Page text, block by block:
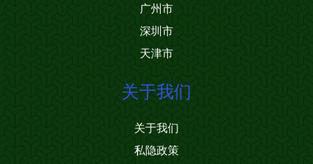
广州市
深圳市
天津市
关于我们
关于我们
私隐政策